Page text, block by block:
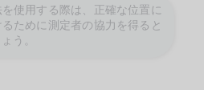
使用する際は、正確な位置に
ために測定者の協力を得ると
う。